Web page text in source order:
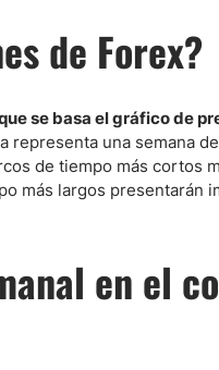
de Forex?
se basa el gráfico de
representa una semana
de tiempo más cortos
más largos presentarán
en el